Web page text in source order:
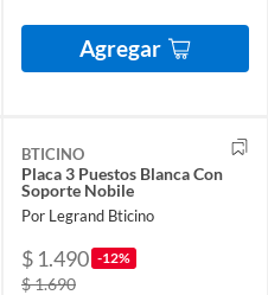
Agregar
BTICINO
Placa 3 Puestos Blanca Con
Soporte Nobile
Por Legrand Bticino
$ 1.490 -12%
$ 1.690